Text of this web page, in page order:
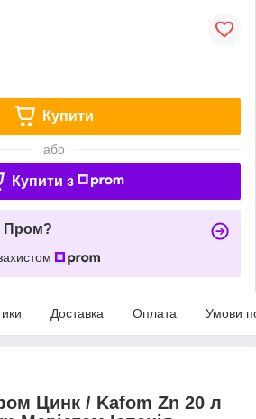
Купити
або
Купити з
Пром?
Доставка Оплата Умови
Цинк / Kafom Zn 20 л